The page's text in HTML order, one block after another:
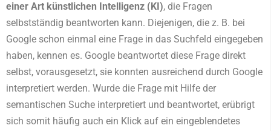
einer Art künstlichen Intelligenz (KI), die Fragen
selbstständig beantworten kann. Diejenigen, die z. B. bei
Google schon einmal eine Frage in das Suchfeld eingegeben
haben, kennen es. Google beantwortet diese Frage direkt
selbst, vorausgesetzt, sie konnten ausreichend durch Google
interpretiert werden. Wurde die Frage mit Hilfe der
semantischen Suche interpretiert und beantwortet, erübrigt
sich somit häufig auch ein Klick auf ein eingeblendetes